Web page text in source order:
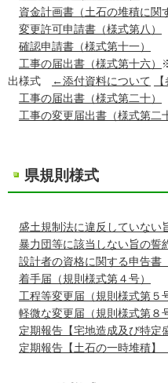
資金計画書（土石の堆積に関
変更許可申請書（様式第八）
確認申請書（様式第十一）
工事の届出書（様式第十六）
出様式
←添付資料について
工事の届出書（様式第二十）
工事の変更届出書（様式第二
県規則様式
盛土規制法に違反していない
暴力団等に該当しない旨の誓
設計者の資格に関する申告書
着手届（規則様式第４号）
工程等変更届（規則様式第５
軽微な変更届（規則様式第８
定期報告【宅地造成及び特定
定期報告【土石の一時堆積】